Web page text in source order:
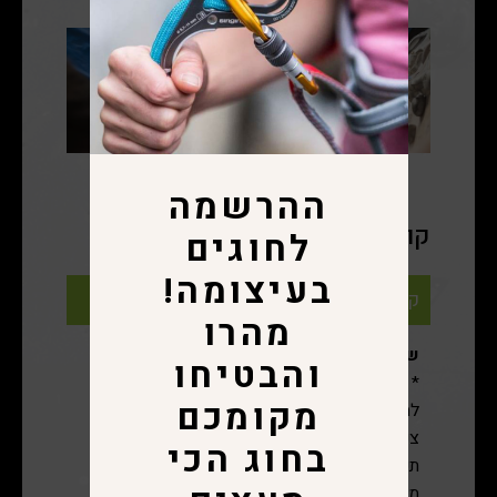
קורסי הובלה:
קורס הובלה
שני מפגשים בני 3 שעות כל מפגש
* דרישת סף – ניסיון באבטוח וטיפוס טופ רופ
למי מיועד: מטפסים אשר רוצים לעשות את
צעדיהם הראשונים בטיפוס הובלה.
תכנים: קשרים שמיועדים להובלה, תקשורת בין
ההרשמה
לחוגים
בעיצומה!
מהרו
והבטיחו
מקומכם
בחוג הכי